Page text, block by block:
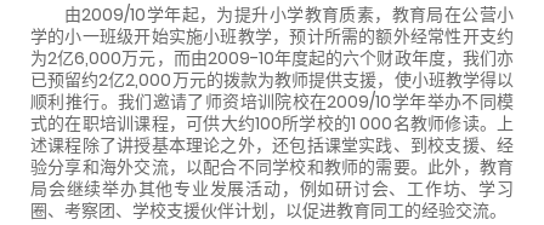
由2009/10学年起，为提升小学教育质素，教育局在公营小
学的小一班级开始实施小班教学，预计所需的额外经常性开支约
为2亿6,000万元，而由2009-10年度起的六个财政年度，我们亦
已预留约2亿2,000万元的拨款为教师提供支援，使小班教学得以
顺利推行。我们邀请了师资培训院校在2009/10学年举办不同模
式的在职培训课程，可供大约100所学校的1 000名教师修读。上
述课程除了讲授基本理论之外，还包括课堂实践、到校支援、经
验分享和海外交流，以配合不同学校和教师的需要。此外，教育
局会继续举办其他专业发展活动，例如研讨会、工作坊、学习
圈、考察团、学校支援伙伴计划，以促进教育同工的经验交流。